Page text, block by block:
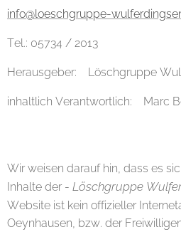
info@loeschgruppe-
Tel.: 05734 / 2013
Herausgeber: Löschgruppe
inhaltlich Verantwortlich: Marc
Wir weisen darauf hin, dass es
Inhalte der - Löschgruppe
Website ist kein offizieller
Oeynhausen, bzw. der